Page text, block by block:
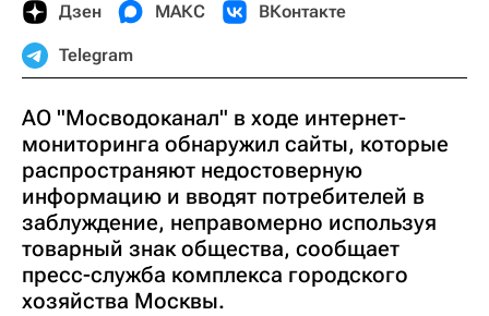
Дзен МАКС ВКонтакте
Telegram
АО "Мосводоканал" в ходе интернет-
мониторинга обнаружил сайты, которые
распространяют недостоверную
информацию и вводят потребителей в
заблуждение, неправомерно используя
товарный знак общества, сообщает
пресс-служба комплекса городского
хозяйства Москвы.